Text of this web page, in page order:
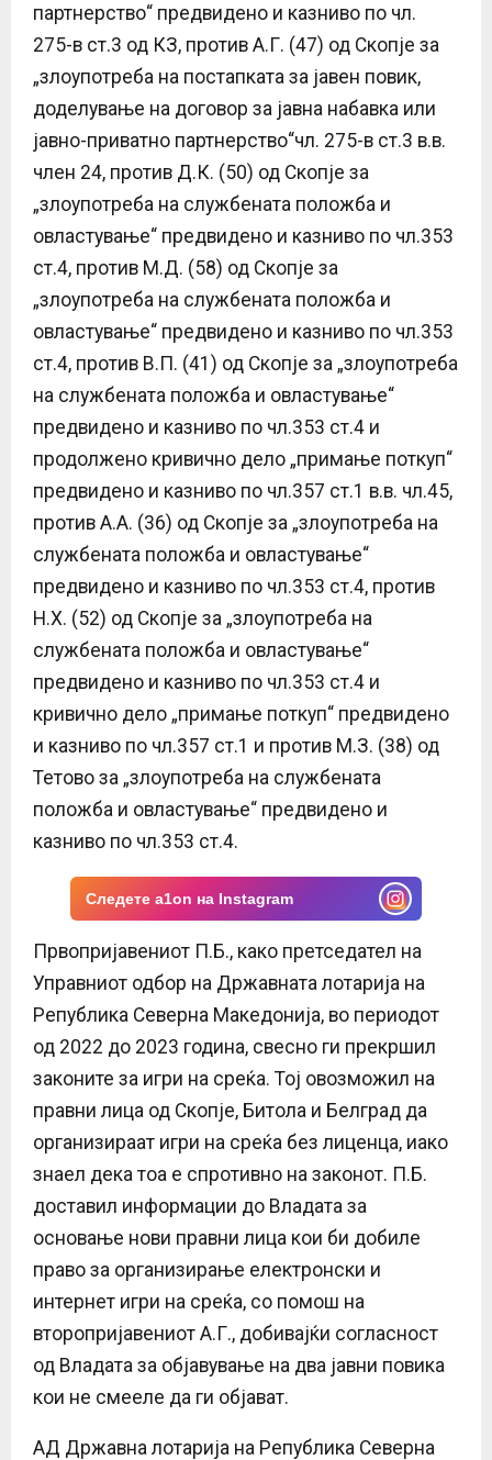
партнерство“ предвидено и казниво по чл.
275-в ст.3 од КЗ, против А.Г. (47) од Скопје за
„злоупотреба на постапката за јавен повик,
доделување на договор за јавнa набавкa или
јавно-приватно партнерство“чл. 275-в ст.3 в.в.
член 24, против Д.К. (50) од Скопје за
„злоупотреба на службената положба и
овластување“ предвидено и казниво по чл.353
ст.4, против М.Д. (58) од Скопје за
„злоупотреба на службената положба и
овластување“ предвидено и казниво по чл.353
ст.4, против В.П. (41) од Скопје за „злоупотреба
на службената положба и овластување“
предвидено и казниво по чл.353 ст.4 и
продолжено кривично дело „примање поткуп“
предвидено и казниво по чл.357 ст.1 в.в. чл.45,
против А.А. (36) од Скопје за „злоупотреба на
службената положба и овластување“
предвидено и казниво по чл.353 ст.4, против
Н.Х. (52) од Скопје за „злоупотреба на
службената положба и овластување“
предвидено и казниво по чл.353 ст.4 и
кривично дело „примање поткуп“ предвидено
и казниво по чл.357 ст.1 и против М.З. (38) од
Тетово за „злоупотреба на службената
положба и овластување“ предвидено и
казниво по чл.353 ст.4.
Следете a1on на Instagram
Првопријавениот П.Б., како претседател на
Управниот одбор на Државната лотарија на
Република Северна Македонија, во периодот
од 2022 до 2023 година, свесно ги прекршил
законите за игри на среќа. Тој овозможил на
правни лица од Скопје, Битола и Белград да
организираат игри на среќа без лиценца, иако
знаел дека тоа е спротивно на законот. П.Б.
доставил информации до Владата за
основање нови правни лица кои би добиле
право за организирање електронски и
интернет игри на среќа, со помош на
второпријавениот А.Г., добивајќи согласност
од Владата за објавување на два јавни повика
кои не смееле да ги објават.
АД Државна лотарија на Република Северна